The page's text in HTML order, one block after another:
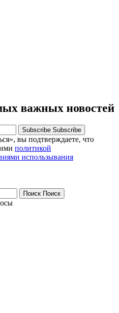
важных новостей
Subscribe Subscribe
вы подтверждаете, что
политикой
использывания
Поиск Поиск